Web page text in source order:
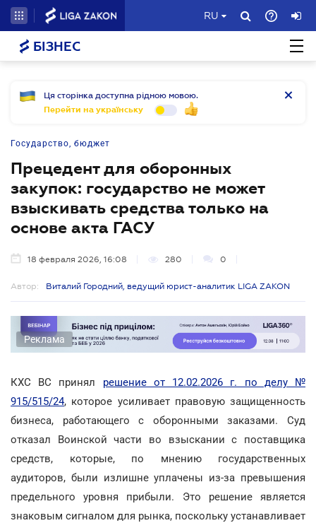
RU
БІЗНЕС
Ця сторінка доступна рідною мовою.
Перейти на українську
Государство, бюджет
Прецедент для оборонных
закупок: государство не может
взыскивать средства только на
основе акта ГАСУ
18 февраля 2026, 16:08 280 0
Автор: Виталий Городний, ведущий юрист-аналитик LIGA ZAKON
Реклама
КХС ВС принял решение от 12.02.2026 г. по делу №
915/515/24, которое усиливает правовую защищенность
бизнеса, работающего с оборонными заказами. Суд
отказал Воинской части во взыскании с поставщика
средств, которые, по мнению государственных
аудиторов, были излишне уплачены из-за превышения
предельного уровня прибыли. Это решение является
знаковым сигналом для рынка, поскольку устанавливает